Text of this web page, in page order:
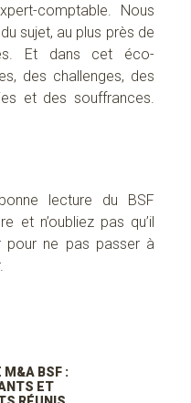
comptable. Nous
sujet, au plus près de
Et dans cet éco-
des challenges, des
et des souffrances.
lecture du BSF
et n’oubliez pas qu’il
pour ne pas passer à
M&A BSF :
ET